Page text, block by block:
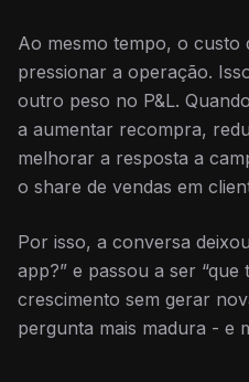
Ao mesmo tempo, o custo
pressionar a operação.
outro peso no P&L.
a aumentar recompra,
melhorar a resposta a
o share de vendas em
Por isso, a conversa
app?” e passou a ser
crescimento sem gerar
pergunta mais madura - e